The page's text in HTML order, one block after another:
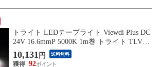
トライト LEDテープライト Viewdi Plus DC
24V 16.6mmP 5000K 1m巻 トライト TLVD5
0216.6P1 工事 照明用品 作業灯 照明用品 照
明器具【送料無料】
10,131 円 送料無料
92